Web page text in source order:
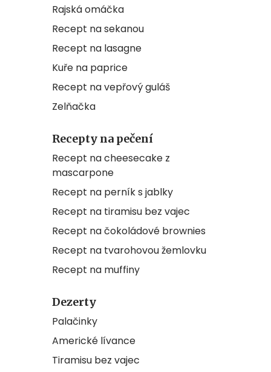
Rajská omáčka
Recept na sekanou
Recept na lasagne
Kuře na paprice
Recept na vepřový guláš
Zelňačka
Recepty na pečení
Recept na cheesecake z
mascarpone
Recept na perník s jablky
Recept na tiramisu bez vajec
Recept na čokoládové brownies
Recept na tvarohovou žemlovku
Recept na muffiny
Dezerty
Palačinky
Americké lívance
Tiramisu bez vajec